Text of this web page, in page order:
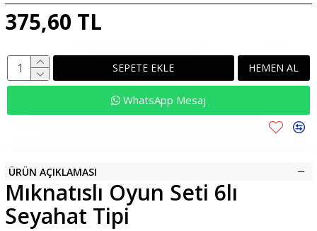
375,60 TL
SEPETE EKLE HEMEN AL
WhatsApp Mesaj
ÜRÜN AÇIKLAMASI
Mıknatıslı Oyun Seti 6lı
Seyahat Tipi